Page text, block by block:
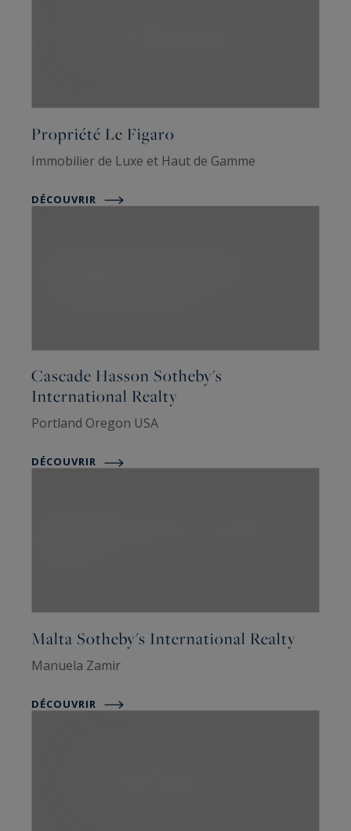
Propriété Le Figaro
Immobilier de Luxe et Haut de Gamme
DÉCOUVRIR
Cascade Hasson Sotheby's
International Realty
Portland Oregon USA
DÉCOUVRIR
Malta Sotheby's International Realty
Manuela Zamir
DÉCOUVRIR